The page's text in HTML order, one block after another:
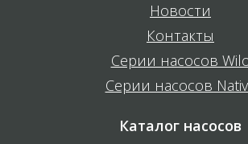
Новости
Контакты
Серии насосов
Серии насосов
Каталог насосов